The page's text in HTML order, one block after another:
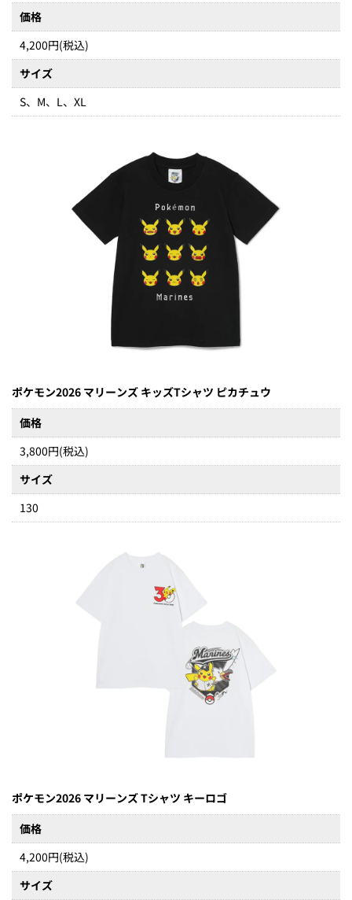
価格
4,200円(税込)
サイズ
S、M、L、XL
ポケモン2026 マリーンズ キッズTシャツ ピカチュウ
価格
3,800円(税込)
サイズ
130
ポケモン2026 マリーンズ Tシャツ キーロゴ
価格
4,200円(税込)
サイズ